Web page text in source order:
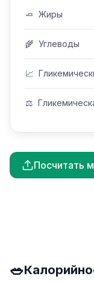
🧈 Жиры
🌾 Углеводы
📈
⚖️
Посчитать
🥗